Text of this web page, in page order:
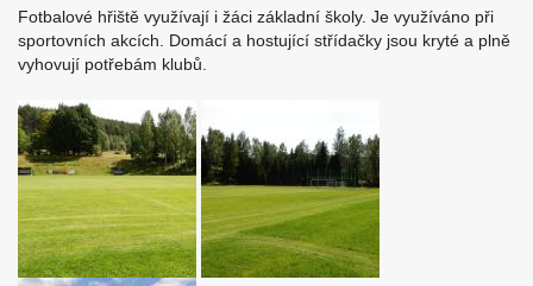
Fotbalové hřiště využívají i žáci základní školy. Je využíváno při
sportovních akcích. Domácí a hostující střídačky jsou kryté a plně
vyhovují potřebám klubů.